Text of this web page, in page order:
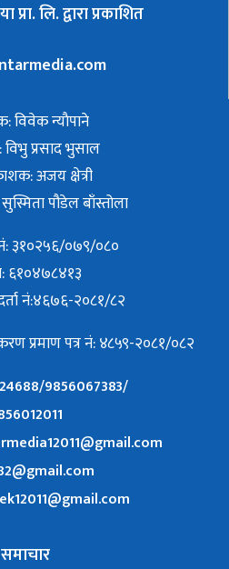
प्रा. लि. द्वारा प्रकाशित
विवेक न्याैपाने
प्रसाद भुसाल
अजय क्षेत्री
पौडेल बाँस्तोला
नं: ३१०२५६/०७९/०८०
६१०४७८४१३
नं:४६७६-२०८१/८२
प्रमाण पत्र नं: ४८५९-२०८१/०८२
9856067383/
समाचार